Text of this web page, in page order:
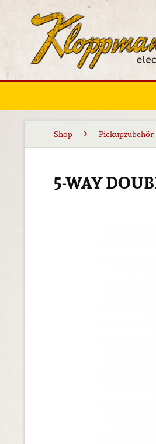
Shop Pickupzubehör
5-WAY